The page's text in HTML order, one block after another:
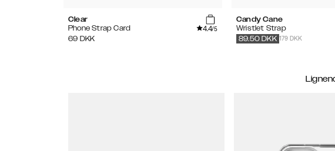
Clear
Phone Strap Card
4.4/5
69 DKK
Candy Cane
Wristlet Strap
179 DKK
89.50 DKK